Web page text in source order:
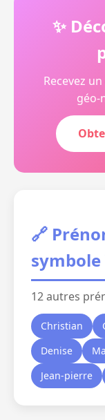
✨
Recevez
géo-
🔗
symbole
12 autres
Christian
Denise
Jean-pierre